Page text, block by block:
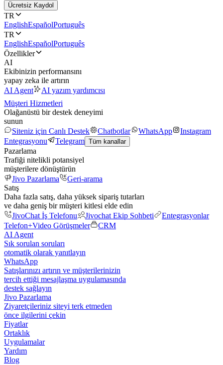
Ücretsiz Kaydol
TR
EnglishEspañolPortuguês
TR
EnglishEspañolPortuguês
Özellikler
AI
Ekibinizin performansını
yapay zeka ile artırın
AI Agent
AI yazım yardımcısı
Müşteri Hizmetleri
Olağanüstü bir destek deneyimi
sunun
Siteniz için Canlı Destek
Chatbotlar WhatsApp
Instagram
Entegrasyonu
Telegram Tüm kanallar
Pazarlama
Trafiği nitelikli potansiyel
müşterilere dönüştürün
Jivo Pazarlama
Geri-arama
Satış
Daha fazla satış, daha yüksek sipariş tutarları
ve daha geniş bir müşteri kitlesi elde edin
JivoChat İş Telefonu
Jivochat Ekip Sohbeti
Entegrasyonlar
Telefon+Video Görüşmeler
CRM
AI Agent
Sık sorulan soruları
otomatik olarak yanıtlayın
WhatsApp
Satışlarınızı artırın ve müşterilerinizin
tercih ettiği mesajlaşma uygulamasında
destek sağlayın
Jivo Pazarlama
Ziyaretçileriniz siteyi terk etmeden
önce ilgilerini çekin
Fiyatlar
Ortaklık
Uygulamalar
Yardım
Blog